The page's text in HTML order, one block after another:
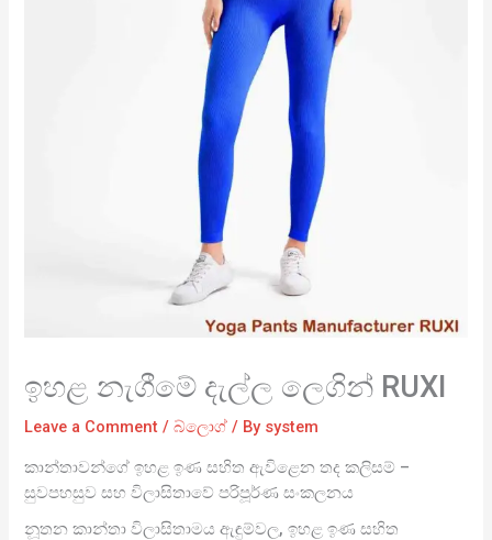
ඉහළ නැගීමේ දැල්ල ලෙගින් RUXI
Leave a Comment /බ්ලොග් / By system
කාන්තාවන්ගේ ඉහළ ඉණ සහිත ඇවිළෙන තද කලිසම් –
සුවපහසුව සහ විලාසිතාවේ පරිපූර්ණ සංකලනය
නූතන කාන්තා විලාසිතාමය ඇඳුම්වල, ඉහළ ඉණ සහිත